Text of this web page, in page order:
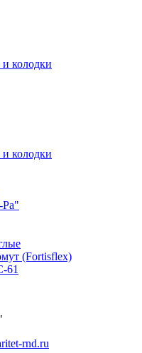
колодки
колодки
(Fortisflex)
61
rnd.ru